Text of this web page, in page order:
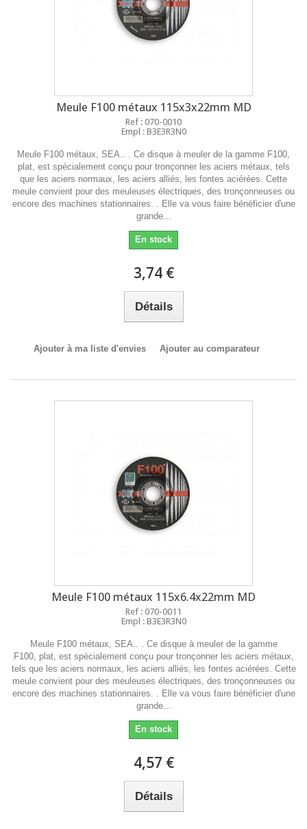
Meule F100 métaux 115x3x22mm MD
Ref : 070-0010
Empl : B3E3R3N0
Meule F100 métaux, SEA.. . Ce disque à meuler de la gamme F100,
plat, est spécialement conçu pour tronçonner les aciers métaux, tels
que les aciers normaux, les aciers alliés, les fontes aciérées. Cette
meule convient pour des meuleuses électriques, des tronçonneuses ou
encore des machines stationnaires. . Elle va vous faire bénéficier d'une
grande...
En stock
3,74 €
Détails
Ajouter à ma liste d'envies Ajouter au comparateur
Meule F100 métaux 115x6.4x22mm MD
Ref : 070-0011
Empl : B3E3R3N0
Meule F100 métaux, SEA.. . Ce disque à meuler de la gamme
F100, plat, est spécialement conçu pour tronçonner les aciers métaux,
tels que les aciers normaux, les aciers alliés, les fontes aciérées. Cette
meule convient pour des meuleuses électriques, des tronçonneuses ou
encore des machines stationnaires. . Elle va vous faire bénéficier d'une
grande...
En stock
4,57 €
Détails